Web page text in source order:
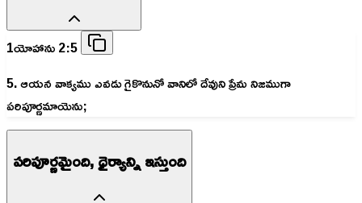
1యోహాను 2:5
5. ఆయన వాక్యము ఎవడు గైకొనునో వానిలో దేవుని ప్రేమ నిజముగా
పరిపూర్ణమాయెను;
పరిపూర్ణమైంది, ధైర్యాన్ని ఇస్తుంది